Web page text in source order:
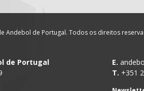
Andebol de Portugal. Todos os direitos
de Portugal
E.
T. +351